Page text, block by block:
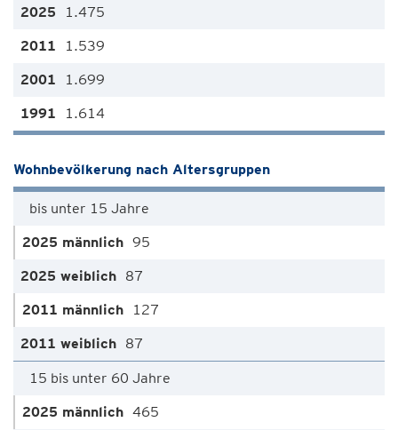
1.475
1.539
1.699
1.614
Wohnbevölkerung nach Altersgruppen
bis unter 15 Jahre
95
87
127
87
15 bis unter 60 Jahre
465